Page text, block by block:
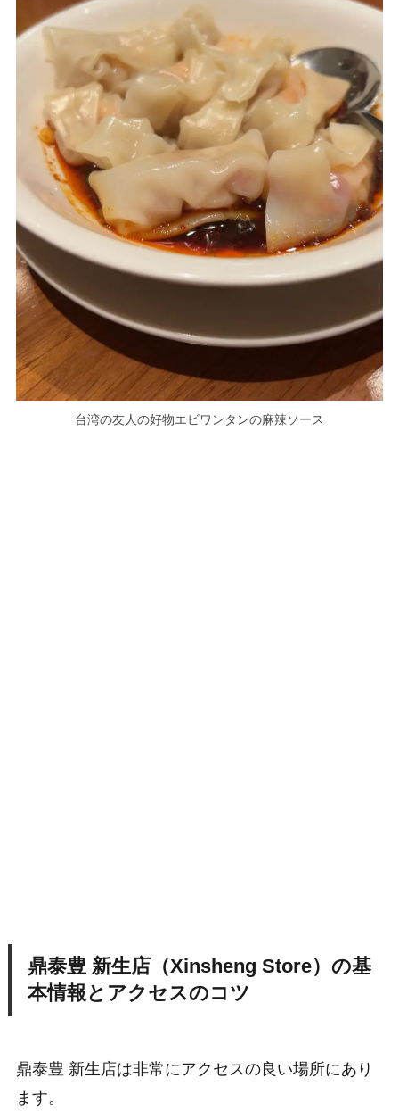
台湾の友人の好物エビワンタンの麻辣ソース
鼎泰豊 新生店（Xinsheng Store）の基
本情報とアクセスのコツ
鼎泰豊 新生店は非常にアクセスの良い場所にあり
ます。